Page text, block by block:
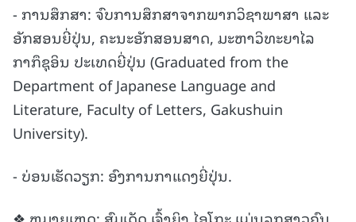
- ການສຶກສາ: ຈົບການສຶກສາຈາກພາກວິຊາພາສາ ແລະ
ອັກສອນຍີ່ປຸ່ນ, ຄະນະອັກສອນສາດ, ມະຫາວິທະຍາໄລ
ກາກຶຊຸອິນ ປະເທດຍີ່ປຸ່ນ (Graduated from the
Department of Japanese Language and
Literature, Faculty of Letters, Gakushuin
University).
- ບ່ອນເຮັດວຽກ: ອົງການກາແດງຍີ່ປຸ່ນ.
❖ ຫມາຍເຫດ: ສົມເດັດ ເຈົ້າຍິງ ໄອໂກະ ແມ່ນລູກສາວຄົນ